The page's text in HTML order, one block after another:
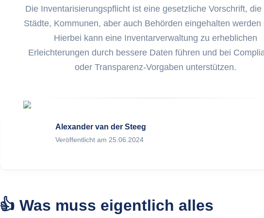
FoxPlex.com
Was sind
Was ist
Die Inventarisierungspflicht ist eine gesetzliche Vorschrift, die
Städte, Kommunen, aber auch Behörden eingehalten werden
Hierbei kann eine Inventarverwaltung zu erheblichen
Erleichterungen durch bessere Daten führen und bei
oder Transparenz-Vorgaben unterstützen.
Alexander van der Steeg
Veröffentlicht am 25.06.2024
👍 Was muss eigentlich alles